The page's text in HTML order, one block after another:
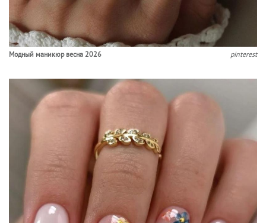
Модный маникюр весна 2026 pinterest